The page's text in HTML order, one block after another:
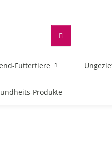
Futtertiere
Produkte